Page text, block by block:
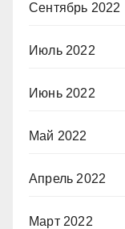
Сентябрь 2022
Июль 2022
Июнь 2022
Май 2022
Апрель 2022
Март 2022